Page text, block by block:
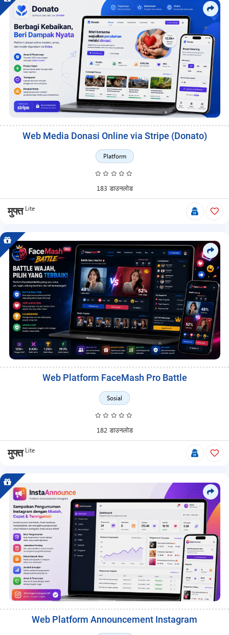
Web Media Donasi Online via Stripe (Donato)
Platform
183 डाउनलोड
मुफ्त Lite
Web Platform FaceMash Pro Battle
Sosial
182 डाउनलोड
मुफ्त Lite
Web Platform Announcement Instagram